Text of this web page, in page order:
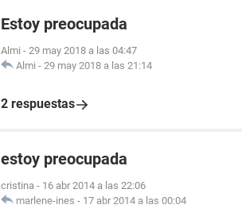
Estoy preocupada
Almi - 29 may 2018 a las 04:47
Almi - 29 may 2018 a las 21:14
2 respuestas
estoy preocupada
cristina - 16 abr 2014 a las 22:06
marlene-ines - 17 abr 2014 a las 00:04